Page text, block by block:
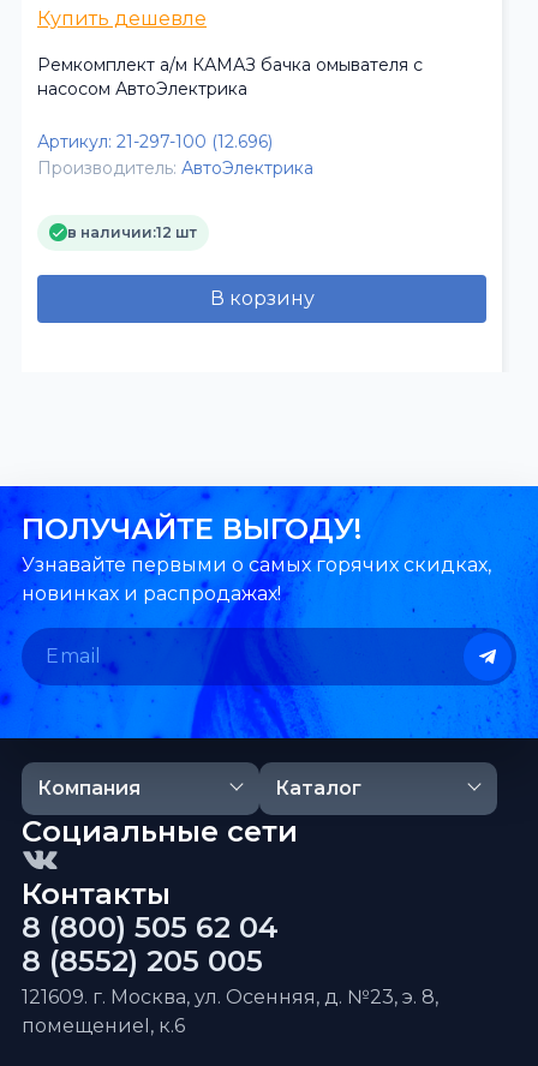
Купить дешевле
Ремкомплект а/м КАМАЗ бачка омывателя с
насосом АвтоЭлектрика
Артикул: 21-297-100 (12.696)
Производитель: АвтоЭлектрика
в наличии:12 шт
В корзину
ПОЛУЧАЙТЕ ВЫГОДУ!
Узнавайте первыми о самых горячих скидках,
новинках и распродажах!
Компания Каталог
Контакты
8 (800) 505 62 04
8 (8552) 205 005
121609. г. Москва, ул. Осенняя, д. №23, э. 8,
помещениеI, к.6
Социальные сети